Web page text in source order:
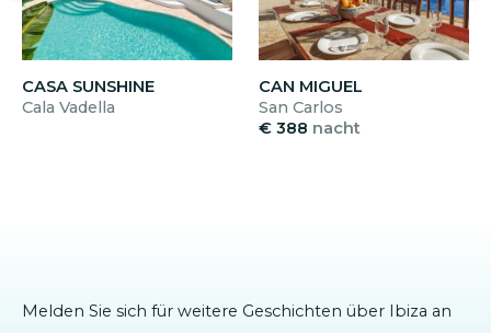
Grillplatz.
CASA SUNSHINE
Cala Vadella
CAN MIGUEL
San Carlos
€ 388 nacht
Melden Sie sich für weitere Geschichten über Ibiza an